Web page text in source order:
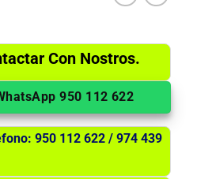
Con Nostros.
950 112 622
950 112 622 / 974 439